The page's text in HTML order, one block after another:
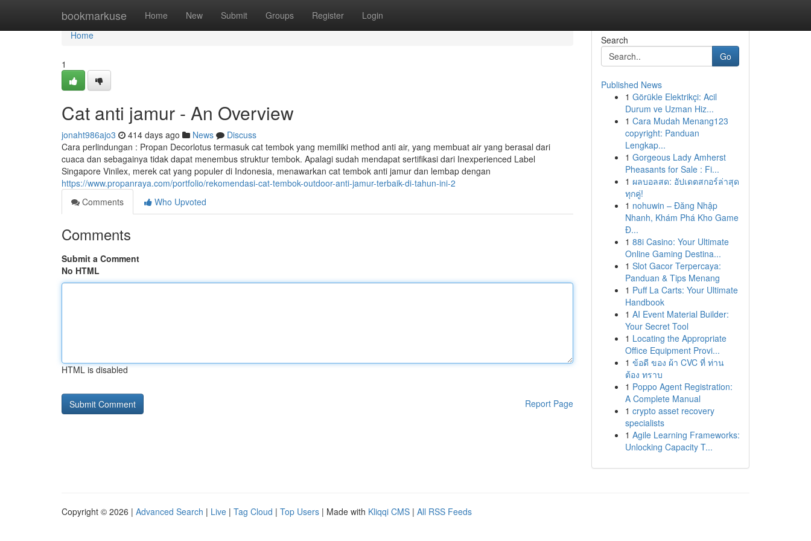
bookmarkuse Home New Submit Groups Register Login
Home
Home
1
Cat anti jamur - An Overview
jonaht986ajo3 414 days ago News
Discuss
Cara perlindungan : Propan Decorlotus termasuk cat tembok yang memiliki method anti air, yang membuat air yang berasal dari
cuaca dan sebagainya tidak dapat menembus struktur tembok. Apalagi sudah mendapat sertifikasi dari Inexperienced Label
Singapore Vinilex, merek cat yang populer di Indonesia, menawarkan cat tembok anti jamur dan lembap dengan
https://www.propanraya.com/portfolio/rekomendasi-cat-tembok-outdoor-anti-jamur-terbaik-di-tahun-ini-2
Comments
Who Upvoted
Comments
Submit a Comment
No HTML
HTML is disabled
Report Page
Search
Go
Published News
1 Görükle Elektrikçi: Acil
Durum ve Uzman Hiz...
1 Cara Mudah Menang123
copyright: Panduan
Lengkap...
1 Gorgeous Lady Amherst
Pheasants for Sale : Fi...
1 ผลบอลสด: อัปเดตสกอร์ล่าสุด
ทุกคู่!
1 nohuwin – Đăng Nhập
Nhanh, Khám Phá Kho Game
Đ...
1 88i Casino: Your Ultimate
Online Gaming Destina...
1 Slot Gacor Terpercaya:
Panduan & Tips Menang
1 Puff La Carts: Your Ultimate
Handbook
1 AI Event Material Builder:
Your Secret Tool
1 Locating the Appropriate
Office Equipment Provi...
1 ข้อดี ของ ผ้า CVC ที่ ท่าน
ต้อง ทราบ
1 Poppo Agent Registration:
A Complete Manual
1 crypto asset recovery
specialists
1 Agile Learning Frameworks:
Unlocking Capacity T...
Copyright © 2026 | Advanced Search | Live | Tag Cloud | Top Users | Made with Kliqqi CMS | All RSS Feeds